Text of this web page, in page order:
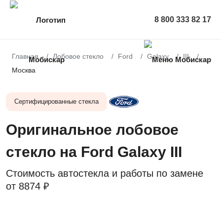
8 800 333 82 17
Главная Лобовое стекло Ford Galaxy
III
Москва
Сертифицированные стекла
Оригинальное лобовое
стекло на Ford Galaxy III
Стоимость автостекла и работы по замене
от 8874 ₽